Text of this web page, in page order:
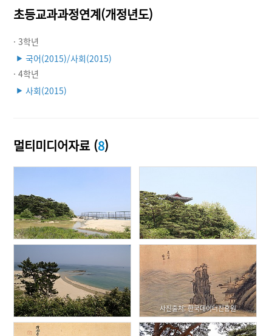
초등교과과정연계(개정년도)
· 3학년
▶ 국어(2015)/사회(2015)
· 4학년
▶ 사회(2015)
멀티미디어자료 (8)
사진출처: 한국데이터진흥원